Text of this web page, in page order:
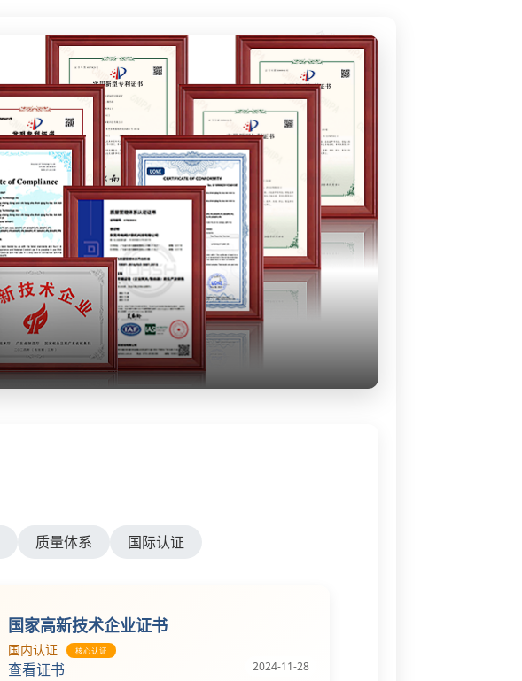
企业认证证书
质量体系 国际认证
2024-11-28
国家高新技术企业证书
国内认证 核心认证
查看证书